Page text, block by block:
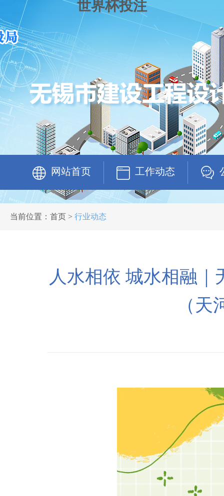
世界杯投注
网站首页 工作动态
当前位置：首页 > 行业动态
人水相依 城水相融
（